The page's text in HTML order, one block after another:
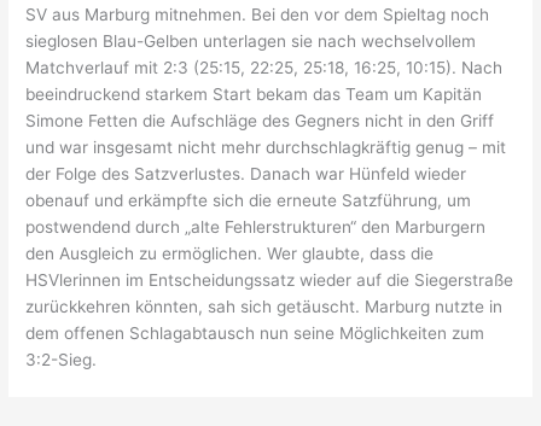
SV aus Marburg mitnehmen. Bei den vor dem Spieltag noch
sieglosen Blau-Gelben unterlagen sie nach wechselvollem
Matchverlauf mit 2:3 (25:15, 22:25, 25:18, 16:25, 10:15). Nach
beeindruckend starkem Start bekam das Team um Kapitän
Simone Fetten die Aufschläge des Gegners nicht in den Griff
und war insgesamt nicht mehr durchschlagkräftig genug – mit
der Folge des Satzverlustes. Danach war Hünfeld wieder
obenauf und erkämpfte sich die erneute Satzführung, um
postwendend durch „alte Fehlerstrukturen“ den Marburgern
den Ausgleich zu ermöglichen. Wer glaubte, dass die
HSVlerinnen im Entscheidungssatz wieder auf die Siegerstraße
zurückkehren könnten, sah sich getäuscht. Marburg nutzte in
dem offenen Schlagabtausch nun seine Möglichkeiten zum
3:2-Sieg.